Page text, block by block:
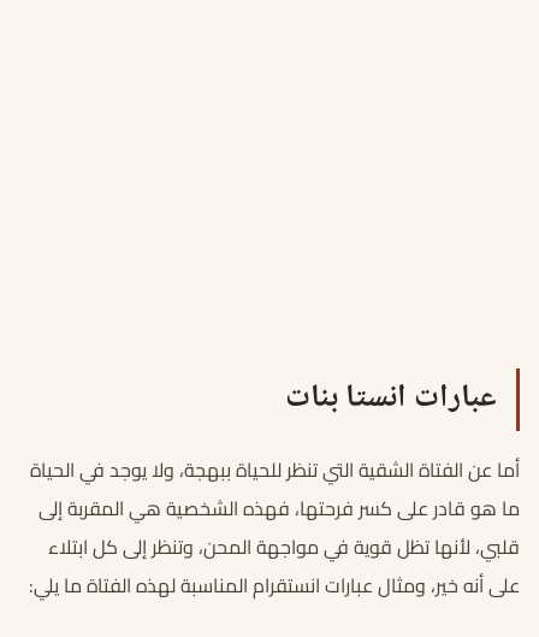
عبارات انستا بنات
أما عن الفتاة الشقية التي تنظر للحياة ببهجة، ولا يوجد في الحياة
ما هو قادر على كسر فرحتها، فهذه الشخصية هي المقربة إلى
قلبي، لأنها تظل قوية في مواجهة المحن، وتنظر إلى كل ابتلاء
على أنه خير، ومثال عبارات انستقرام المناسبة لهذه الفتاة ما يلي: